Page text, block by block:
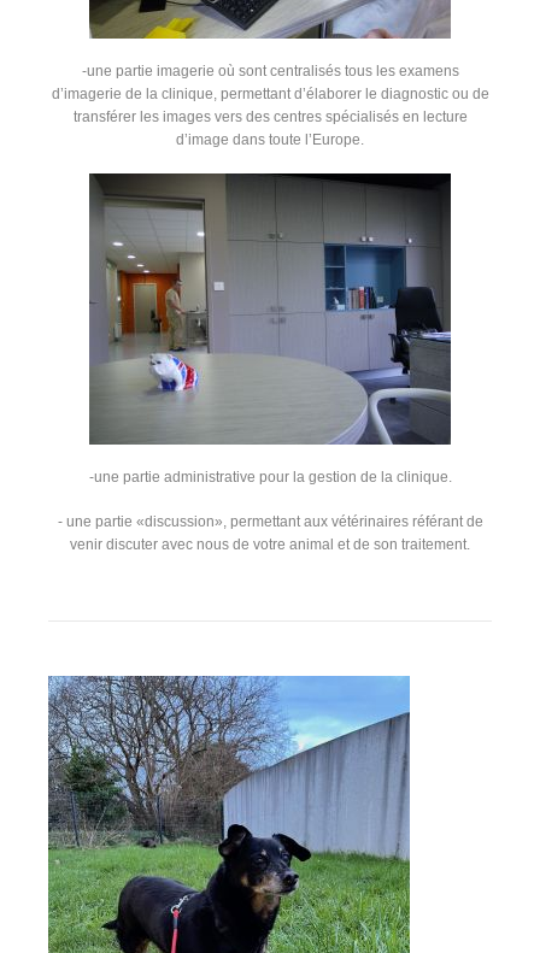
-une partie imagerie où sont centralisés tous les examens
d’imagerie de la clinique, permettant d’élaborer le diagnostic ou de
transférer les images vers des centres spécialisés en lecture
d’image dans toute l’Europe.
-une partie administrative pour la gestion de la clinique.
- une partie «discussion», permettant aux vétérinaires référant de
venir discuter avec nous de votre animal et de son traitement.